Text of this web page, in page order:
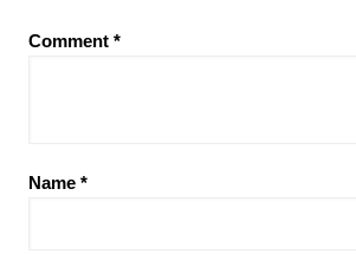
Comment *
Name *